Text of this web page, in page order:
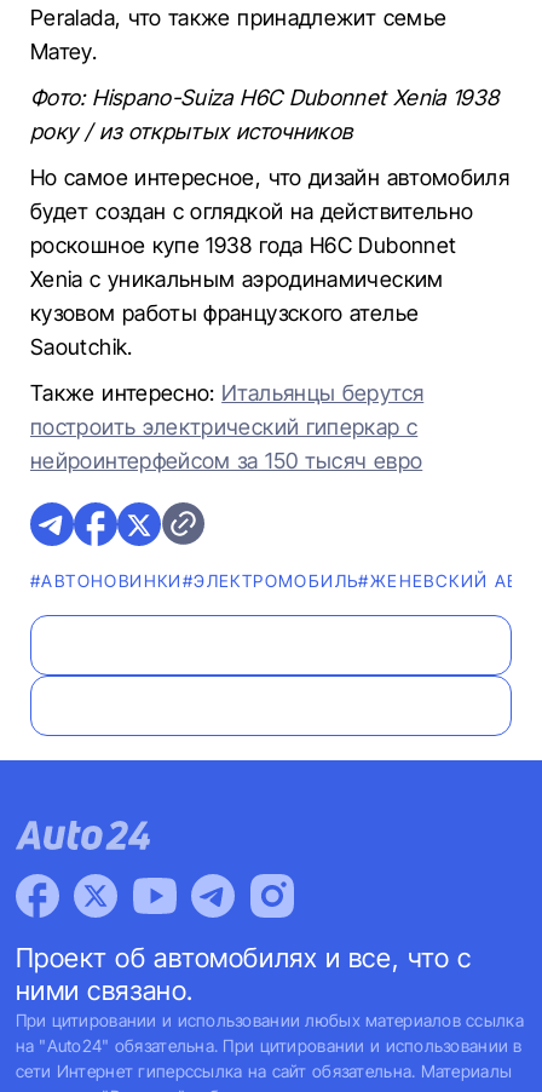
Peralada, что также принадлежит семье
Матеу.
Фото: Hispano-Suiza H6C Dubonnet Xenia 1938
року / из открытых источников
Но самое интересное, что дизайн автомобиля
будет создан с оглядкой на действительно
роскошное купе 1938 года H6C Dubonnet
Xenia с уникальным аэродинамическим
кузовом работы французского ателье
Saoutchik.
Также интересно: Итальянцы берутся
построить электрический гиперкар с
нейроинтерфейсом за 150 тысяч евро
#AВТОНОВИНКИ#ЭЛЕКТРОМОБИЛЬ#ЖЕНЕВСКИЙ
Проект об автомобилях и все, что с
ними связано.
При цитировании и использовании любых материалов ссылка
на "Auto24" обязательна. При цитировании и использовании в
сети Интернет гиперссылка на сайт обязательна. Материалы